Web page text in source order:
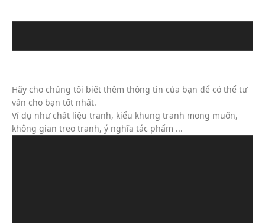
Hãy cho chúng tôi biết thêm thông tin của bạn để có thể tư
vấn cho bạn tốt nhất.
Ví dụ như chất liệu tranh, kiểu khung tranh mong muốn,
không gian treo tranh, ý nghĩa tác phẩm ...